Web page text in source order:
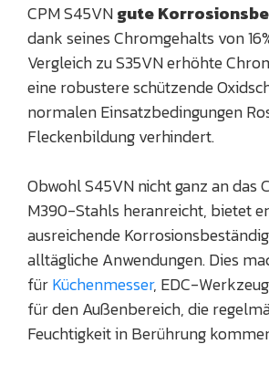
CPM S45VNgute
dank seines Chromgehalts von
Vergleich zu S35VN erhöhte
eine robustere schützende
normalen Einsatzbedingungen
Fleckenbildung verhindert.
Obwohl S45VN nicht ganz an das
M390-Stahls heranreicht, bietet
ausreichende
alltägliche Anwendungen. Dies
fürKüchenmesser, EDC-
für den Außenbereich, die
Feuchtigkeit in Berührung